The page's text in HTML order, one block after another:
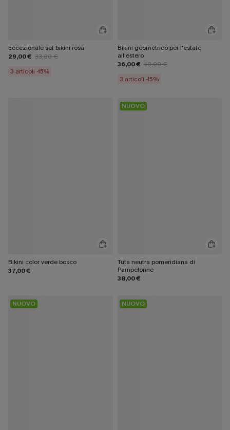
Eccezionale set bikini rosa
29,00 € 33,00 €
3 articoli -15%
Bikini geometrico per l'estate
all'estero
36,00 € 40,00 €
3 articoli -15%
Bikini color verde bosco
37,00 €
NUOVO
Tuta neutra pomeridiana di
Pampelonne
38,00 €
NUOVO NUOVO